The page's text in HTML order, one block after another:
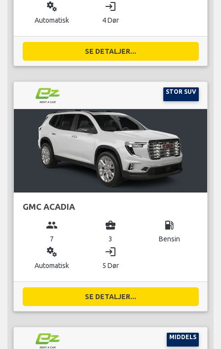
miscellaneous_services
Automatisk
login
4 Dør
SE DETALJER...
STOR SUV
GMC ACADIA
group
7
business_center
3
local_gas_station
Bensin
miscellaneous_services
Automatisk
login
5 Dør
SE DETALJER...
MIDDELS